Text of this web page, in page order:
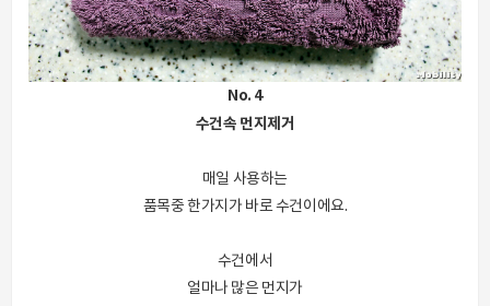
No. 4
수건속 먼지제거
매일 사용하는
품목중 한가지가 바로 수건이에요.
수건에서
얼마나 많은 먼지가